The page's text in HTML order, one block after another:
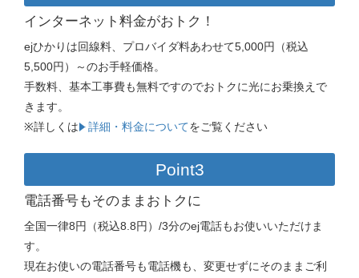
インターネット料金がおトク！
ejひかりは回線料、プロバイダ料あわせて5,000円（税込
5,500円）～のお手軽価格。
手数料、基本工事費も無料ですのでおトクに光にお乗換えで
きます。
※詳しくは
詳細・料金についてをご覧ください
Point3
電話番号もそのままおトクに
全国一律8円（税込8.8円）/3分のej電話もお使いいただけま
す。
現在お使いの電話番号も電話機も、変更せずにそのままご利